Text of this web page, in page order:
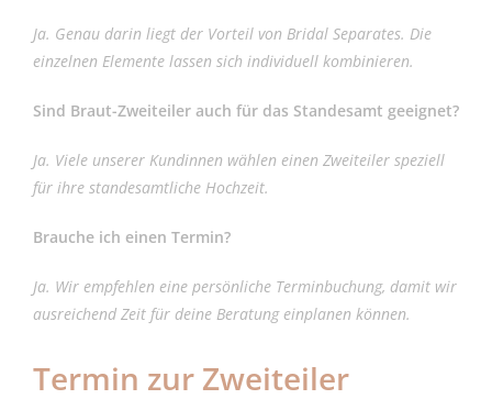
Ja. Genau darin liegt der Vorteil von Bridal Separates. Die
einzelnen Elemente lassen sich individuell kombinieren.
Sind Braut-Zweiteiler auch für das Standesamt geeignet?
Ja. Viele unserer Kundinnen wählen einen Zweiteiler speziell
für ihre standesamtliche Hochzeit.
Brauche ich einen Termin?
Ja. Wir empfehlen eine persönliche Terminbuchung, damit wir
ausreichend Zeit für deine Beratung einplanen können.
Termin zur Zweiteiler